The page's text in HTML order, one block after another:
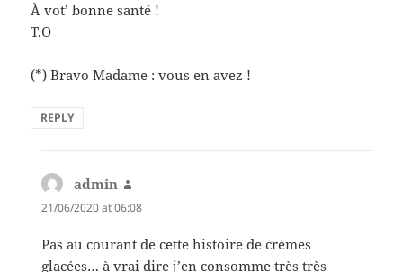
À vot’ bonne santé !
T.O
(*) Bravo Madame : vous en avez !
REPLY
admin
21/06/2020 at 06:08
Pas au courant de cette histoire de crèmes
glacées… à vrai dire j’en consomme très très